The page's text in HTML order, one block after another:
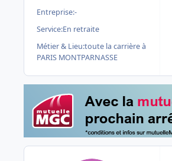
Entreprise:-
Service:En retraite
Métier & Lieu:toute la carrière à
PARIS MONTPARNASSE